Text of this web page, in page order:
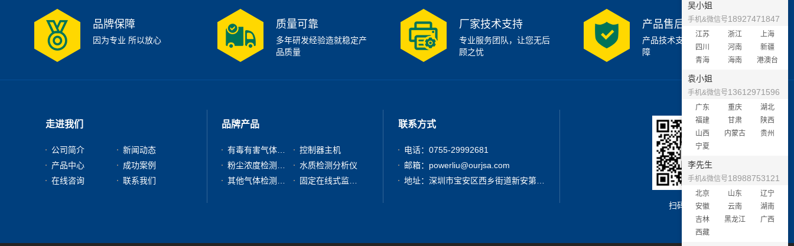
品牌保障
因为专业 所以放心
质量可靠
多年研发经验造就稳定产
品质量
厂家技术支持
专业服务团队，让您无后
顾之忧
产品售后支持
产品技术支持7x24小时保
障
走进我们
公司简介
新闻动态
产品中心
成功案例
在线咨询
联系我们
品牌产品
控制器主机
水质检测分析仪
固定在线式监测报警仪
联系方式
电话：0755-29992681
邮箱：powerliu@ourjsa.com
地址：深圳市宝安区西乡街道新安第二工业区A3栋6楼南
扫码加微信
吴小姐
手机&微信号18927471847
江苏 浙江
上海
四川
河南
新疆
青海
海南 港澳台
袁小姐
手机&微信号13612971596
广东 重庆
湖北
福建
甘肃
陕西
山西
内蒙古
贵州
宁夏
李先生
手机&微信号18988753121
北京 山东
辽宁
安徽
云南
湖南
吉林
黑龙江
广西
西藏